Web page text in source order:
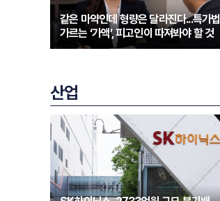
같은 마약인데 형량은 달라진다...특가법
가르는 ‘가액’, 피고인이 따져봐야 할 것
산업